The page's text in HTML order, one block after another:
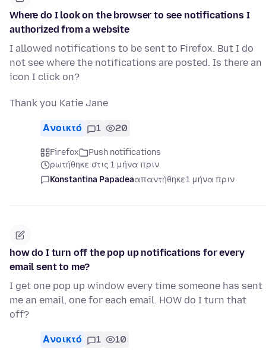
Where do I look on the browser to see notifications I
authorized from a website
I allowed notifications to be sent to Firefox. But I do
not see where the notifications are posted. Is there an
icon I click on?
Thank you Katie Jane
Ανοικτό 1 20
Firefox
Push notifications
ρωτήθηκε στις 1 μήνα πριν
Konstantina Papadeaαπαντήθηκε1 μήνα πριν
how do I turn off the pop up notifications for every
email sent to me?
I get one pop up window every time someone has sent
me an email, one for each email. HOW do I turn that
off?
Ανοικτό 1 10